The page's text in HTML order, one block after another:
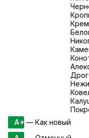
A+— Как новый